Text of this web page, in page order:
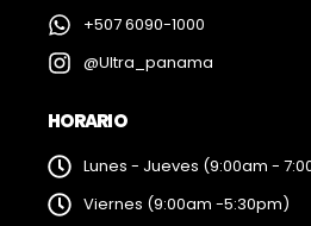
+507 6090-1000
@Ultra_panama
HORARIO
Lunes - Jueves (9:00am -
Viernes (9:00am -5:30pm)